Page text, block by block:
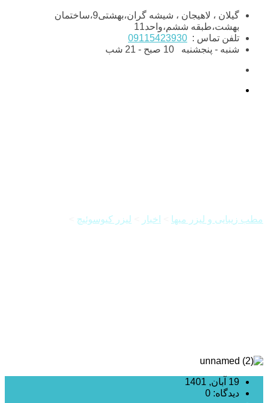
Skip
content
گیلان ، لاهیجان ، شیشه گران،بهشتی9،ساختمان
بهشت،طبقه ششم،واحد11
تلفن تماس : 09115423930
شنبه - پنجشنبه
مطب زیبایی و لیزر میها اخبار لیزر کیوسوئیچ
19 آبان, 1401
دیدگاه: 0